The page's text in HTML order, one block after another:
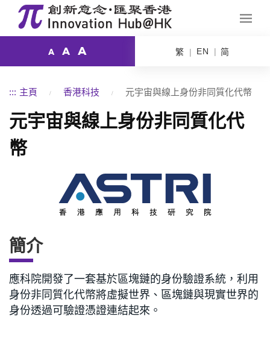
A A A 繁 EN 简
::: 主頁 香港科技 元宇宙與線上身份非同質化代幣
元宇宙與線上身份非同質化代
幣
簡介
應科院開發了一套基於區塊鏈的身份驗證系統，利用
身份非同質化代幣將虛擬世界、區塊鏈與現實世界的
身份透過可驗證憑證連結起來。